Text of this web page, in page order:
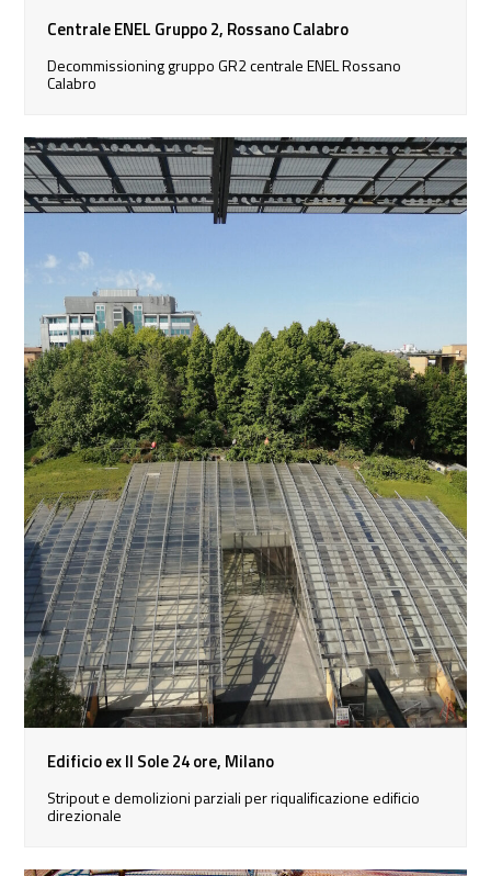
Centrale ENEL Gruppo 2, Rossano Calabro
Decommissioning gruppo GR2 centrale ENEL Rossano
Calabro
Edificio ex Il Sole 24 ore, Milano
Stripout e demolizioni parziali per riqualificazione edificio
direzionale